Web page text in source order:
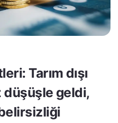
Tarım dışı
geldi,